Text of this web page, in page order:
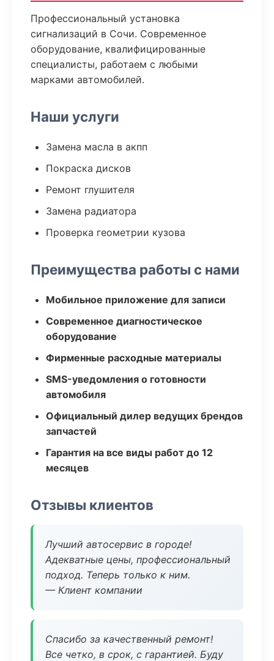
Профессиональный установка
сигнализаций в Сочи. Современное
оборудование, квалифицированные
специалисты, работаем с любыми
марками автомобилей.
Наши услуги
Замена масла в акпп
Покраска дисков
Ремонт глушителя
Замена радиатора
Проверка геометрии кузова
Преимущества работы с нами
Мобильное приложение для записи
Современное диагностическое
оборудование
Фирменные расходные материалы
SMS-уведомления о готовности
автомобиля
Официальный дилер ведущих брендов
запчастей
Гарантия на все виды работ до 12
месяцев
Отзывы клиентов
Лучший автосервис в городе!
Адекватные цены, профессиональный
подход. Теперь только к ним.
— Клиент компании
Спасибо за качественный ремонт!
Все четко, в срок, с гарантией. Буду